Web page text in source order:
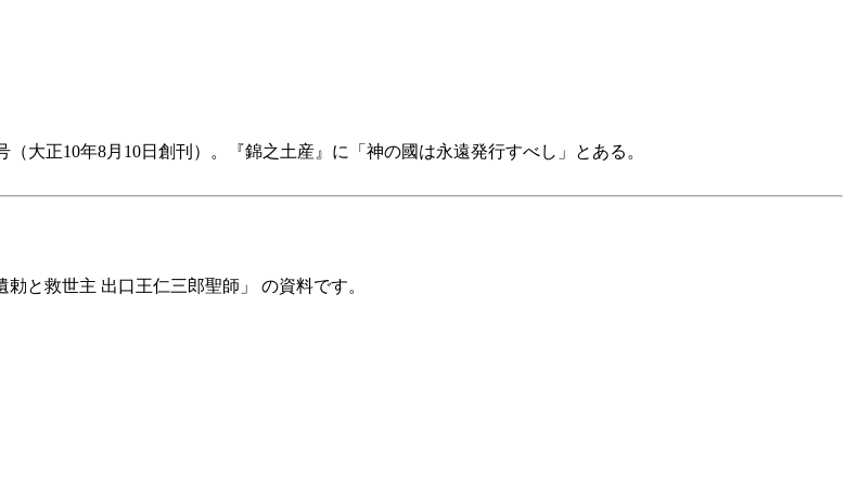
（大正10年8月10日創刊）。『錦之土産』に「神の國は永遠発行すべし」とある。
と救世主 出口王仁三郎聖師」 の資料です。